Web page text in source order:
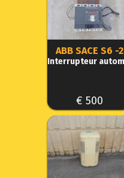
ABB SACE S6 -2
€ 500